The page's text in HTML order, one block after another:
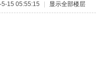
15 05:55:15 显示全部楼层